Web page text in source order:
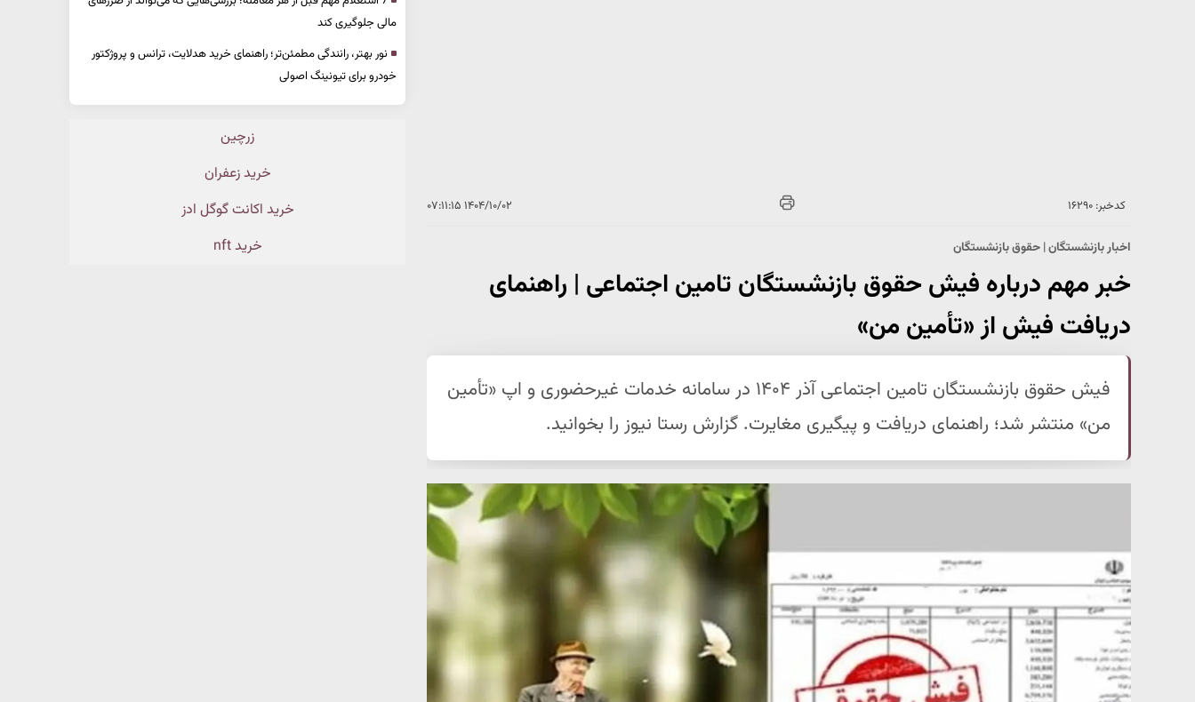
کدخبر: ۱۶۲۹۰ ۱۴۰۴/۱۰/۰۲ ۰۷:۱۱:۱۵
اخبار بازنشستگان | حقوق بازنشستگان
خبر مهم درباره فیش حقوق بازنشستگان تامین اجتماعی | راهنمای
دریافت فیش از «تأمین من»
فیش حقوق بازنشستگان تامین اجتماعی آذر ۱۴۰۴ در سامانه خدمات غیرحضوری و اپ «تأمین
من» منتشر شد؛ راهنمای دریافت و پیگیری مغایرت. گزارش رستا نیوز را بخوانید.
مالی جلوگیری کند
نور بهتر، رانندگی مطمئن‌تر؛ راهنمای خرید هدلایت، ترانس و پروژکتور
خودرو برای تیونینگ اصولی
زرچین
خرید زعفران
خرید اکانت گوگل ادز
خرید nft